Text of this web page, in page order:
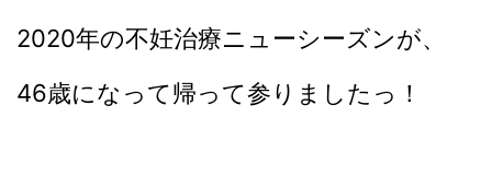
2020年の不妊治療ニューシーズンが、
46歳になって帰って参りましたっ！